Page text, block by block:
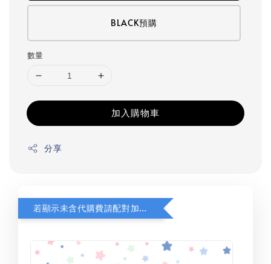
BLACK預購
數量
加入購物車
分享
若顯示未含代購費請配對加購(未加購視同無效訂單)